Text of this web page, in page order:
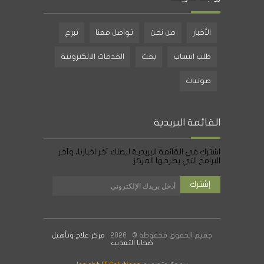
الأخبار من نحن تواصل معنا تبرع
طلب انتساب بحث الخدمات الالكترونية
صوتيات
القائمة البريدية
اشترك فى القائمة البريدية ليصلك آخر اخبارنا، وآخر
البرامج التي يطرحها المركز
جميع الحقوق محفوظة © 2026
مركز علاج وتأهيل
ضحايا التعذيب